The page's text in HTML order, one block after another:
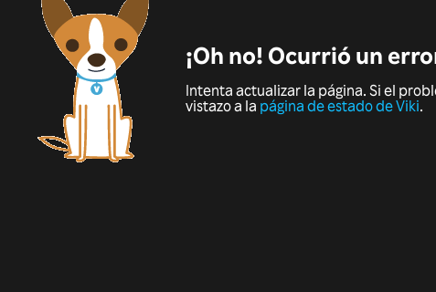
¡Oh no! Ocurrió un
Intenta actualizar la página. Si el
vistazo a la página de estado de Viki.